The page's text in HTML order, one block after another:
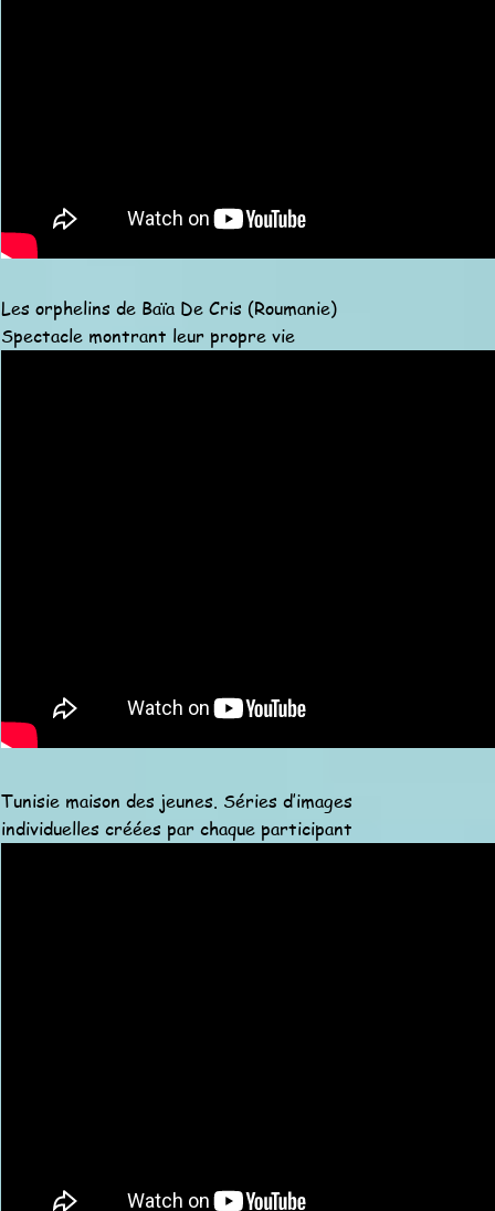
Les orphelins de Baïa De Cris (Roumanie)
Spectacle montrant leur propre vie
Tunisie maison des jeunes. Séries d’images
individuelles créées par chaque participant